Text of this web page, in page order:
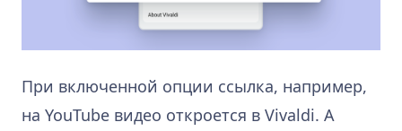
При включенной опции ссылка, например,
на YouTube видео откроется в Vivaldi. А